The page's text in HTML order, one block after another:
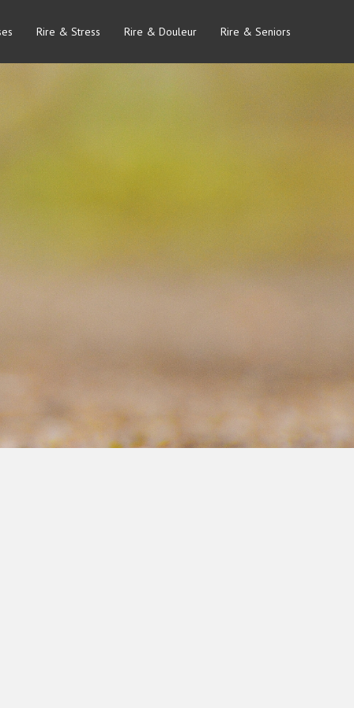
Rire & Stress Rire & Douleur Rire & Seniors